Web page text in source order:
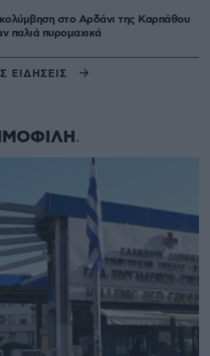
στο Αρδάνι της Καρπάθου
παλιά πυρομαχικά
ΕΙΔΗΣΕΙΣ